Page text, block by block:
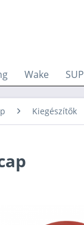
Wake SUP
Kiegészítők